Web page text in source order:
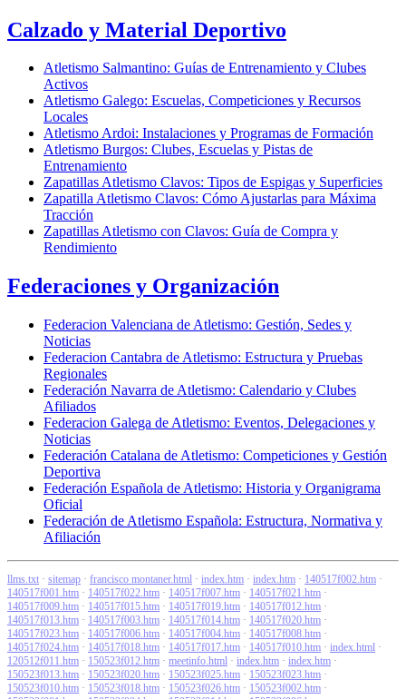
Calzado y Material Deportivo
Atletismo Salmantino: Guías de Entrenamiento y Clubes
Activos
Atletismo Galego: Escuelas, Competiciones y Recursos
Locales
Atletismo Ardoi: Instalaciones y Programas de Formación
Atletismo Burgos: Clubes, Escuelas y Pistas de
Entrenamiento
Zapatillas Atletismo Clavos: Tipos de Espigas y Superficies
Zapatilla Atletismo Clavos: Cómo Ajustarlas para Máxima
Tracción
Zapatillas Atletismo con Clavos: Guía de Compra y
Rendimiento
Federaciones y Organización
Federacion Valenciana de Atletismo: Gestión, Sedes y
Noticias
Federacion Cantabra de Atletismo: Estructura y Pruebas
Regionales
Federación Navarra de Atletismo: Calendario y Clubes
Afiliados
Federacion Galega de Atletismo: Eventos, Delegaciones y
Noticias
Federación Catalana de Atletismo: Competiciones y Gestión
Deportiva
Federación Española de Atletismo: Historia y Organigrama
Oficial
Federación de Atletismo Española: Estructura, Normativa y
Afiliación
llms.txt · sitemap · francisco montaner.html · index.htm · index.htm · 140517f002.htm ·
140517f001.htm · 140517f022.htm · 140517f007.htm · 140517f021.htm ·
140517f009.htm · 140517f015.htm · 140517f019.htm · 140517f012.htm ·
140517f013.htm · 140517f003.htm · 140517f014.htm · 140517f020.htm ·
140517f023.htm · 140517f006.htm · 140517f004.htm · 140517f008.htm ·
140517f024.htm · 140517f018.htm · 140517f017.htm · 140517f010.htm · index.html ·
120512f011.htm · 150523f012.htm · meetinfo.html · index.htm · index.htm ·
150523f013.htm · 150523f020.htm · 150523f025.htm · 150523f023.htm ·
150523f010.htm · 150523f018.htm · 150523f026.htm · 150523f002.htm ·